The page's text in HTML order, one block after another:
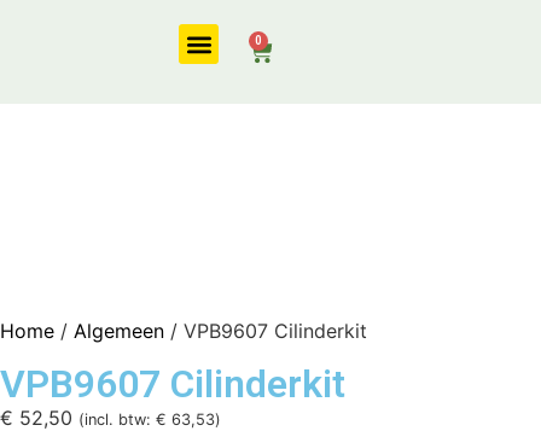
0
Home / Algemeen / VPB9607 Cilinderkit
VPB9607 Cilinderkit
€ 52,50 (incl. btw: € 63,53)